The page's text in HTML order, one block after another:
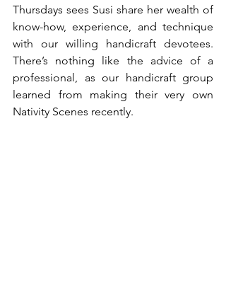
Thursdays sees Susi share her wealth of
know-how, experience, and technique
with our willing handicraft devotees.
There’s nothing like the advice of a
professional, as our handicraft group
learned from making their very own
Nativity Scenes recently.